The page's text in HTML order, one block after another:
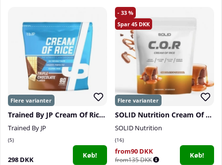
Trained By JP Cream Of Rice, 2 kg
Trained By JP
5
298 DKK Køb!
33
45
SOLID Nutrition Cream Of Rice, 1 kg
SOLID Nutrition
16
from90 DKK
from135 DKK
Køb!